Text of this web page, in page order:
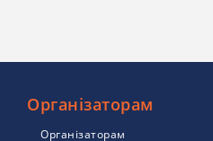
Організаторам
Організаторам